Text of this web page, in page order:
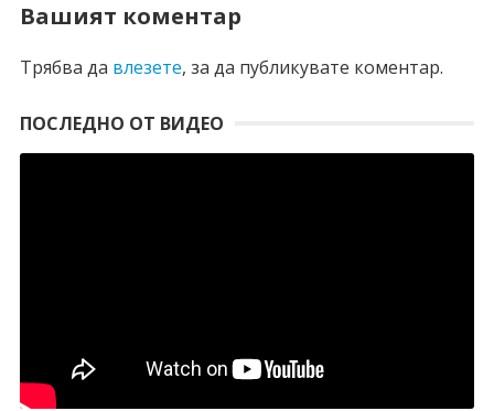
Вашият коментар
Трябва да влезете, за да публикувате коментар.
ПОСЛЕДНО ОТ ВИДЕО